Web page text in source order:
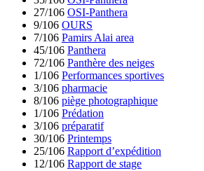
27/106 OSI-Panthera
9/106 OURS
7/106 Pamirs Alai area
45/106 Panthera
72/106 Panthère des neiges
1/106 Performances sportives
3/106 pharmacie
8/106 piège photographique
1/106 Prédation
3/106 préparatif
30/106 Printemps
25/106 Rapport d’expédition
12/106 Rapport de stage